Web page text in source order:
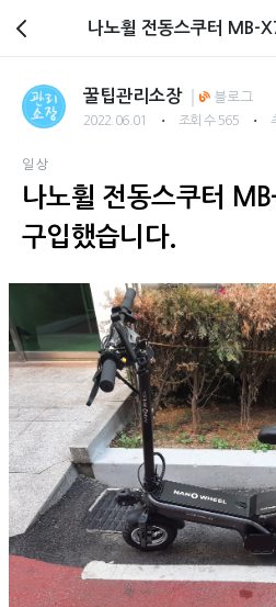
회원광장
꿀팁관리소장 블로그
2022.06.01 ・ 조회 수 565 ・
일상
나노휠 전동스쿠터
구입했습니다.